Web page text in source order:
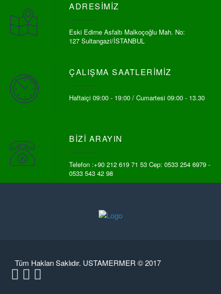
ADRESIMIZ
Eski Edirne Asfaltı Malkoçoğlu Mah. No:
127 Sultangazi/İSTANBUL
ÇALIŞMA SAATLERIMIZ
Haftaiçi 09:00 - 19:00 / Cumartesi 09:00 - 13.30
BIZI ARAYIN
Telefon :+90 212 619 71 53 Cep: 0533 254 6979 -
0533 543 42 98
Tüm Hakları Saklıdır. USTAMERMER © 2017